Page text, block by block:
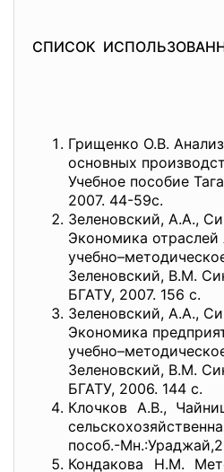
СПИСОК
Грищенко О.В.
основных
Учебное пособие
2007. 44-59с.
Зеленовский, А.А.,
Экономика
Зеленовский, В.М.
БГАТУ, 2007. 156 с.
Зеленовский, А.А.,
Экономика
Зеленовский, В.М.
БГАТУ, 2006. 144 с.
Клочков А.В.,
пособ.-
Кондакова Н.М.